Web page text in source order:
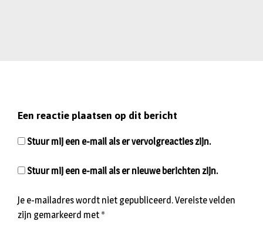
Een reactie plaatsen op dit bericht
Je e-mailadres wordt niet gepubliceerd.Vereiste velden
zijn gemarkeerd met *
Stuur mij een e-mail als er vervolgreacties zijn.
Stuur mij een e-mail als er nieuwe berichten zijn.